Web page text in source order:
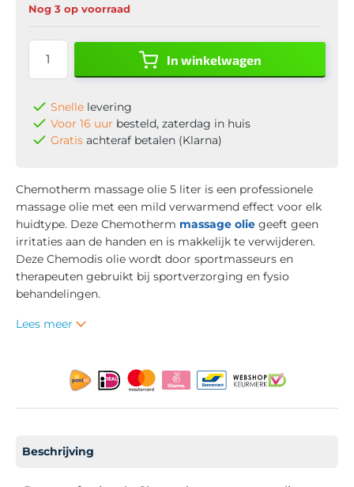
Nog 3 op voorraad
In winkelwagen
Snelle levering
Voor 16 uur besteld, zaterdag in huis
Gratis achteraf betalen (Klarna)
Chemotherm massage olie 5 liter is een professionele
massage olie met een mild verwarmend effect voor elk
huidtype. Deze Chemotherm massage olie geeft geen
irritaties aan de handen en is makkelijk te verwijderen.
Deze Chemodis olie wordt door sportmasseurs en
therapeuten gebruikt bij sportverzorging en fysio
behandelingen.
Lees meer
Beschrijving